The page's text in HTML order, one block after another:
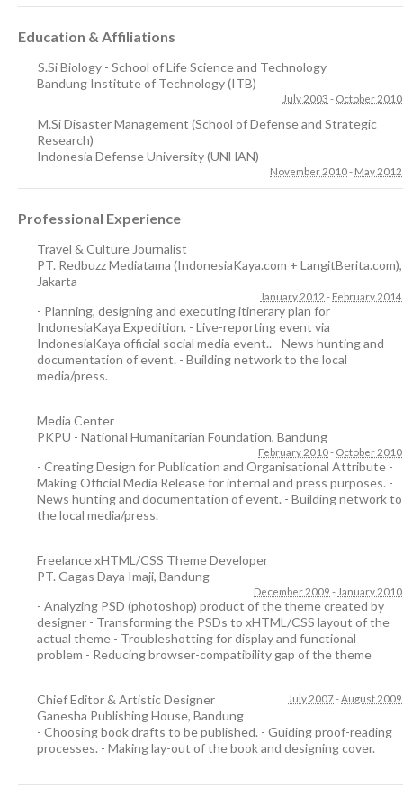
Education & Affiliations
S.Si Biology - School of Life Science and Technology
Bandung Institute of Technology (ITB)
July 2003 - October 2010
M.Si Disaster Management (School of Defense and Strategic
Research)
Indonesia Defense University (UNHAN)
November 2010- May 2012
Professional Experience
Travel & Culture Journalist
PT. Redbuzz Mediatama (IndonesiaKaya.com + LangitBerita.com),
Jakarta
January 2012 - February 2014
- Planning, designing and executing itinerary plan for
IndonesiaKaya Expedition. - Live-reporting event via
IndonesiaKaya official social media event.. - News hunting and
documentation of event. - Building network to the local
media/press.
Media Center
PKPU - National Humanitarian Foundation, Bandung
February 2010- October 2010
- Creating Design for Publication and Organisational Attribute -
Making Official Media Release for internal and press purposes. -
News hunting and documentation of event. - Building network to
the local media/press.
Freelance xHTML/CSS Theme Developer
PT. Gagas Daya Imaji, Bandung
December 2009 - January 2010
- Analyzing PSD (photoshop) product of the theme created by
designer - Transforming the PSDs to xHTML/CSS layout of the
actual theme - Troubleshotting for display and functional
problem - Reducing browser-compatibility gap of the theme
Chief Editor & Artistic Designer
Ganesha Publishing House, Bandung
July 2007-August 2009
- Choosing book drafts to be published. - Guiding proof-reading
processes. - Making lay-out of the book and designing cover.